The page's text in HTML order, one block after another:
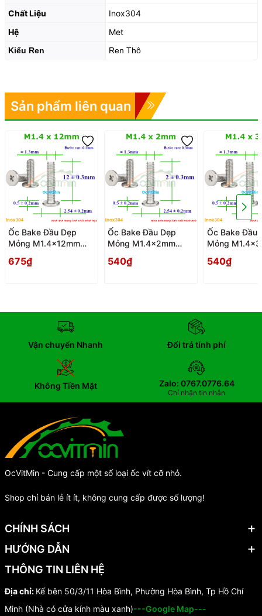
Chất Liệu
Inox304
Hệ
Met
Kiểu Ren Ren Thô
Sản phẩm liên quan
Ốc Bake Đầu Dẹp
Mỏng M1.4x12mm
Dau Dep Mong
675₫
Ốc Bake Đầu Dẹp
Mỏng M1.4x2mm
Dau Dep Mong
540₫
Ốc Bake Đầu
Mỏng
Dau Dep
540₫
Vận chuyển Nhanh Đổi trả tính phí
Không Tiền Mặt Zalo: 0767.0776.64
Chỉ nhận tin nhắn
OcVitMin - Cung cấp một số loại ốc vít cỡ nhỏ.
Shop chỉ bán lẻ ít ít, không cung cấp được số lượng!
CHÍNH SÁCH
HƯỚNG DẪN
THÔNG TIN LIÊN HỆ
Địa chỉ: Kế bên 50/3/11 Hòa Bình, Phường Hòa Bình, Tp Hồ Chí
Minh (Nhà có cửa kính màu xanh)---Google Map---